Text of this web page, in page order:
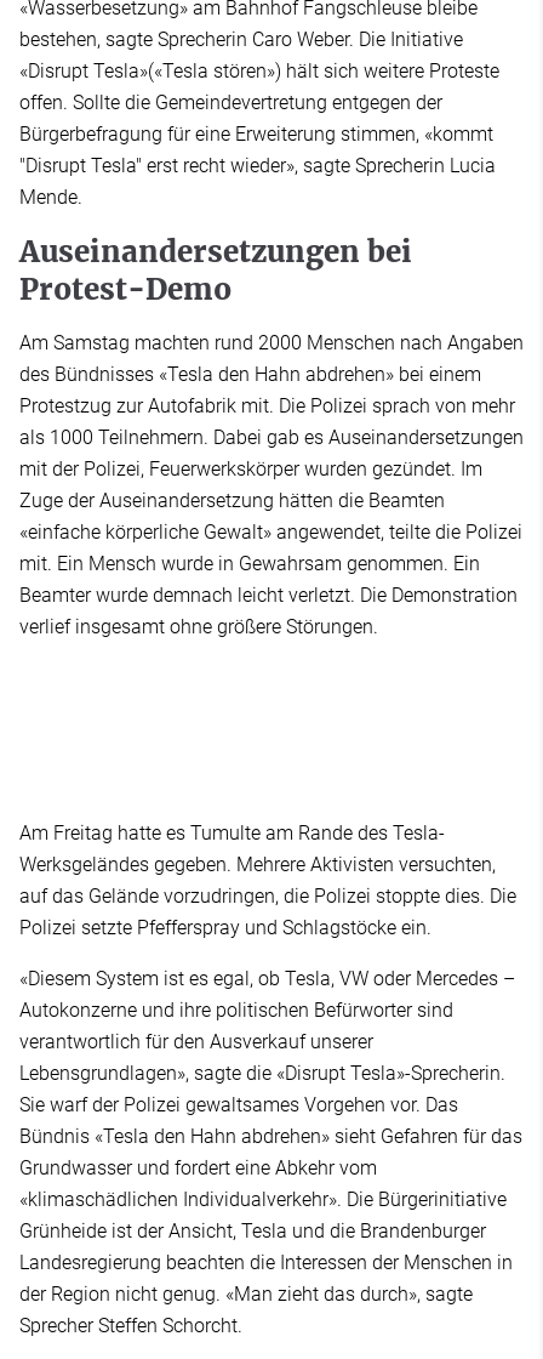
«Wasserbesetzung» am Bahnhof Fangschleuse bleibe
bestehen, sagte Sprecherin Caro Weber. Die Initiative
«Disrupt Tesla»(«Tesla stören») hält sich weitere Proteste
offen. Sollte die Gemeindevertretung entgegen der
Bürgerbefragung für eine Erweiterung stimmen, «kommt
"Disrupt Tesla" erst recht wieder», sagte Sprecherin Lucia
Mende.
Auseinandersetzungen bei
Protest-Demo
Am Samstag machten rund 2000 Menschen nach Angaben
des Bündnisses «Tesla den Hahn abdrehen» bei einem
Protestzug zur Autofabrik mit. Die Polizei sprach von mehr
als 1000 Teilnehmern. Dabei gab es Auseinandersetzungen
mit der Polizei, Feuerwerkskörper wurden gezündet. Im
Zuge der Auseinandersetzung hätten die Beamten
«einfache körperliche Gewalt» angewendet, teilte die Polizei
mit. Ein Mensch wurde in Gewahrsam genommen. Ein
Beamter wurde demnach leicht verletzt. Die Demonstration
verlief insgesamt ohne größere Störungen.
Am Freitag hatte es Tumulte am Rande des Tesla-
Werksgeländes gegeben. Mehrere Aktivisten versuchten,
auf das Gelände vorzudringen, die Polizei stoppte dies. Die
Polizei setzte Pfefferspray und Schlagstöcke ein.
«Diesem System ist es egal, ob Tesla, VW oder Mercedes –
Autokonzerne und ihre politischen Befürworter sind
verantwortlich für den Ausverkauf unserer
Lebensgrundlagen», sagte die «Disrupt Tesla»-Sprecherin.
Sie warf der Polizei gewaltsames Vorgehen vor. Das
Bündnis «Tesla den Hahn abdrehen» sieht Gefahren für das
Grundwasser und fordert eine Abkehr vom
«klimaschädlichen Individualverkehr». Die Bürgerinitiative
Grünheide ist der Ansicht, Tesla und die Brandenburger
Landesregierung beachten die Interessen der Menschen in
der Region nicht genug. «Man zieht das durch», sagte
Sprecher Steffen Schorcht.